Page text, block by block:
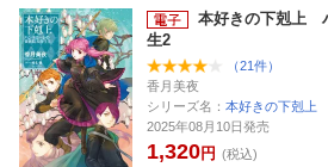
本好きの下剋上
生2
（21件）
香月美夜
シリーズ名： 本好きの下剋上
2025年08月10日発売
1,320円 (税込)